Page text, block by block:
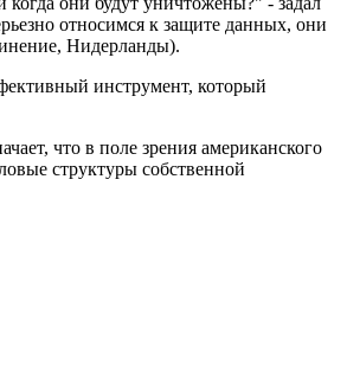
относимся к защите данных, они
Нидерланды).
инструмент, который
что в поле зрения американского
структуры собственной